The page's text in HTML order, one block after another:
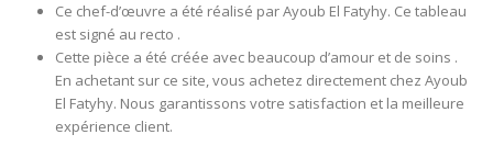
Ce chef-d’œuvre a été réalisé par Ayoub El Fatyhy. Ce tableau
est signé au recto .
Cette pièce a été créée avec beaucoup d’amour et de soins .
En achetant sur ce site, vous achetez directement chez Ayoub
El Fatyhy. Nous garantissons votre satisfaction et la meilleure
expérience client.